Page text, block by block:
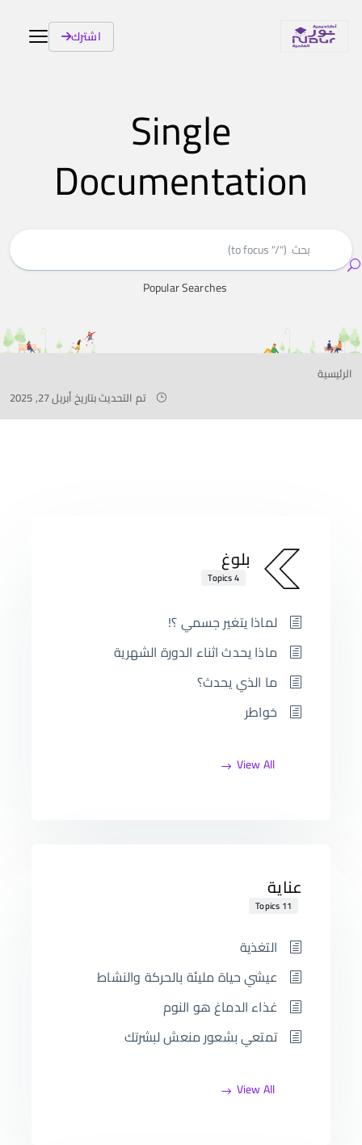
اشترك
Single
Documentation
Popular Searches
الرئيسية
تم التحديث بتاريخ أبريل 27, 2025
بلوغ
4 Topics
لماذا يتغير جسمي ؟!
ماذا يحدث اثناء الدورة الشهرية
ما الذي يحدث؟
خواطر
View All
عناية
11 Topics
التغذية
عيشي حياة مليئة بالحركة والنشاط
غذاء الدماغ هو النوم
تمتعي بشعور منعش لبشرتك
View All